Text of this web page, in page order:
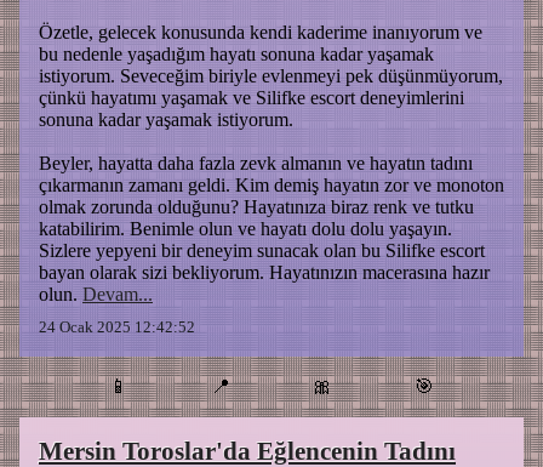
Özetle, gelecek konusunda kendi kaderime inanıyorum ve
bu nedenle yaşadığım hayatı sonuna kadar yaşamak
istiyorum. Seveceğim biriyle evlenmeyi pek düşünmüyorum,
çünkü hayatımı yaşamak ve Silifke escort deneyimlerini
sonuna kadar yaşamak istiyorum.
Beyler, hayatta daha fazla zevk almanın ve hayatın tadını
çıkarmanın zamanı geldi. Kim demiş hayatın zor ve monoton
olmak zorunda olduğunu? Hayatınıza biraz renk ve tutku
katabilirim. Benimle olun ve hayatı dolu dolu yaşayın.
Sizlere yepyeni bir deneyim sunacak olan bu Silifke escort
bayan olarak sizi bekliyorum. Hayatınızın macerasına hazır
olun. Devam...
24 Ocak 2025 12:42:52
📱 📍 🎀 🎯
Mersin Toroslar'da Eğlencenin Tadını